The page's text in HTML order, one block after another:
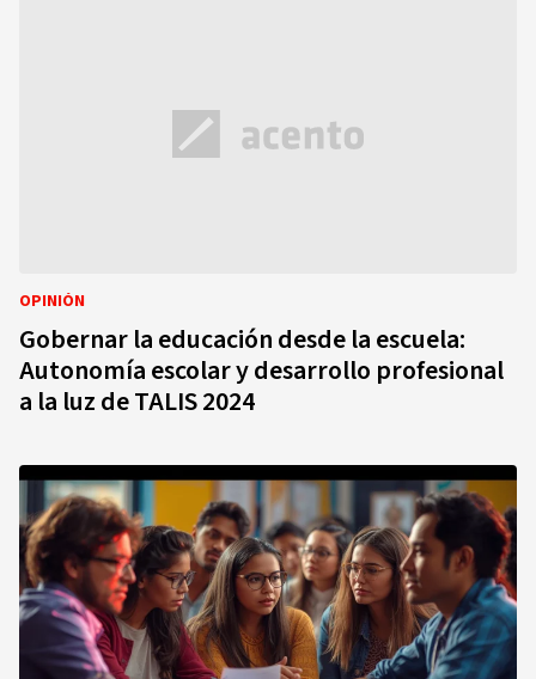
OPINIÓN
Gobernar la educación desde la escuela:
Autonomía escolar y desarrollo profesional
a la luz de TALIS 2024